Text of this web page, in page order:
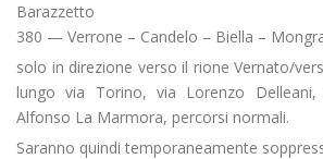
Barazzetto
380 — Verrone – Candelo – Biella –
solo in direzione verso il rione Vernato/
lungo via Torino, via Lorenzo
Alfonso La Marmora, percorsi normali.
Saranno quindi temporaneamente